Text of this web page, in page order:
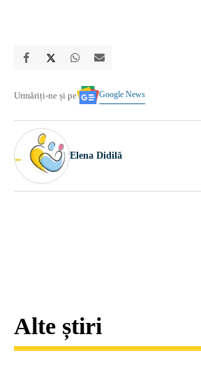
Urmăriți-ne și pe Google News
Elena Didilă
Alte știri